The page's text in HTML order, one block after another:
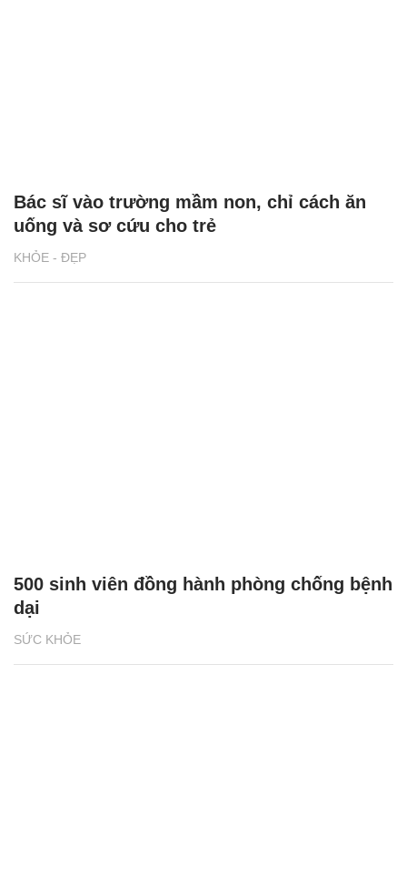
KHỎE - ĐẸP
Bác sĩ vào trường mầm non, chỉ cách ăn
uống và sơ cứu cho trẻ
SỨC KHỎE
500 sinh viên đồng hành phòng chống bệnh
dại